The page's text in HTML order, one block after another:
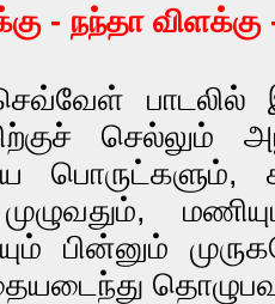
- நந்தா
பாடலில்
செல்லும்
பின்னும்